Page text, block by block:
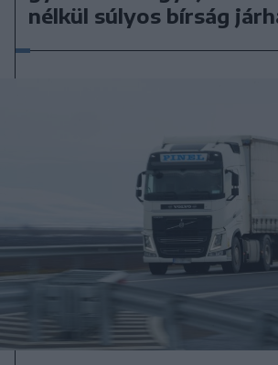
nélkül súlyos bírság